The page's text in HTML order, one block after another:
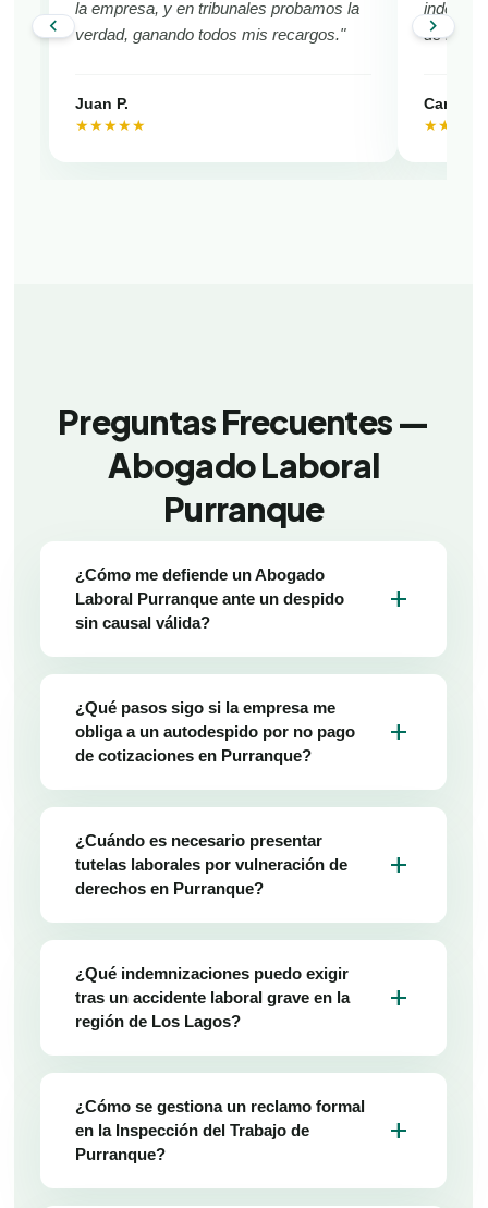
chevron_left
la empresa, y en tribunales probamos la
verdad, ganando todos mis recargos."
Juan P.
★★★★★
de
Camila
chevron_right
Preguntas Frecuentes —
Abogado Laboral
Purranque
¿Cómo me defiende un Abogado
Laboral Purranque ante un despido
sin causal válida?
add
¿Qué pasos sigo si la empresa me
obliga a un autodespido por no pago
de cotizaciones en Purranque?
add
¿Cuándo es necesario presentar
tutelas laborales por vulneración de
derechos en Purranque?
add
¿Qué indemnizaciones puedo exigir
tras un accidente laboral grave en la
región de Los Lagos?
add
¿Cómo se gestiona un reclamo formal
en la Inspección del Trabajo de
Purranque?
add